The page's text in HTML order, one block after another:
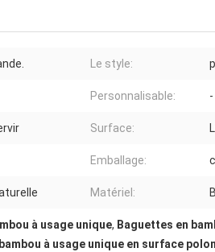
Le style:
Personnalisable:
Surface:
Emballage:
Matériel:
à usage unique, Baguettes en
à usage unique en surface